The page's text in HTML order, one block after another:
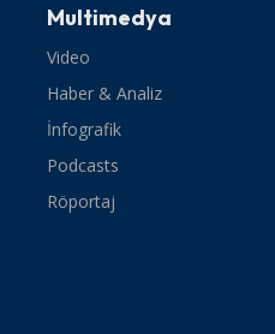
Multimedya
Video
Haber & Analiz
İnfografik
Podcasts
Röportaj